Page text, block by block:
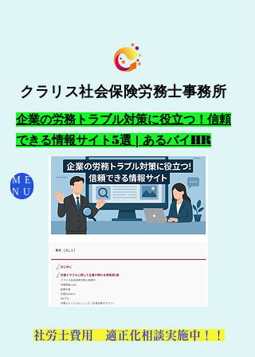
クラリス社会保険労務士事務所
企業の労務トラブル対策に役立つ！信頼
できる情報サイト5選 | あるバイHR
ME
NU
​社労士費用 適正化相談実施中！！